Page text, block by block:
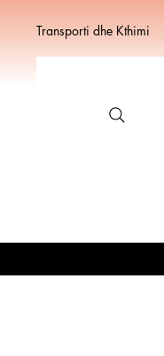
Transporti dhe Kthimi